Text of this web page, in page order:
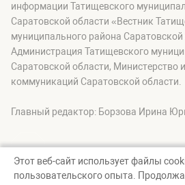
информации Татищевского
Саратовской области «Вестник
муниципального района Саратовской
Администрация Татищевского
Саратовской области,
коммуникаций Саратовской области.
Главный редактор: Борзова Ирина
Этот веб-сайт использует файлы
пользовательского опыта.